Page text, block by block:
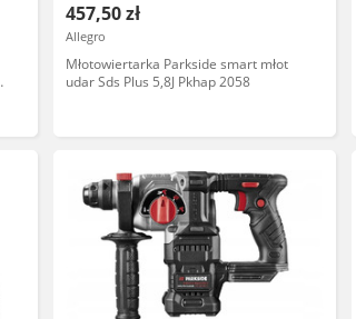
457,50 zł
Allegro
Młotowiertarka Parkside smart młot
udar Sds Plus 5,8J Pkhap 2058